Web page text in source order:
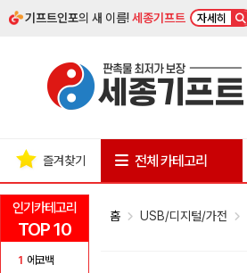
기프트인포의 새 이름!세종기프트 자세히
인기카테고리
TOP 10
1 에코백
즐겨찾기 전체 카테고리
홈 USB/디지털/가전